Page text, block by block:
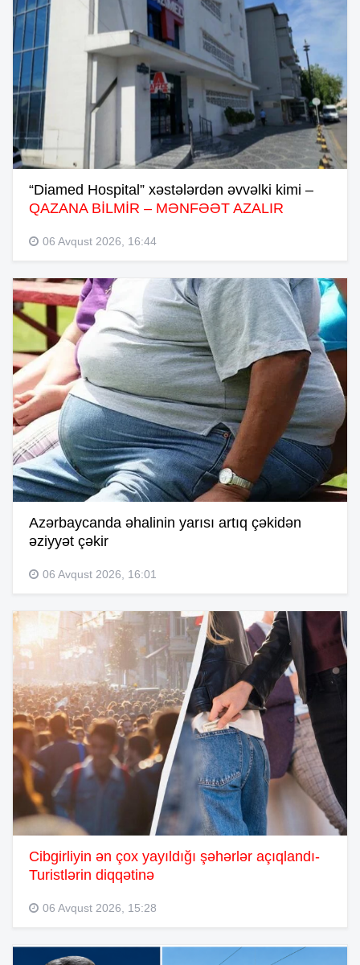
“Diamed Hospital” xəstələrdən əvvəlki kimi –
QAZANA BİLMİR – MƏNFƏƏT AZALIR
06 Avqust 2026, 16:44
Azərbaycanda əhalinin yarısı artıq çəkidən
əziyyət çəkir
06 Avqust 2026, 16:01
Cibgirliyin ən çox yayıldığı şəhərlər açıqlandı-
Turistlərin diqqətinə
06 Avqust 2026, 15:28